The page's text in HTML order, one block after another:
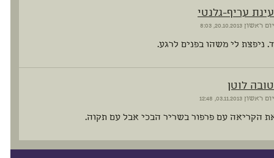
עינת עריף-גלנטי
יום ראשון
ניפצת לי משהו בפנים לרגע.
טובה לוטן
יום ראשון
הקריאה עם פרפור בשריר הבכי אבל עם תקוה.